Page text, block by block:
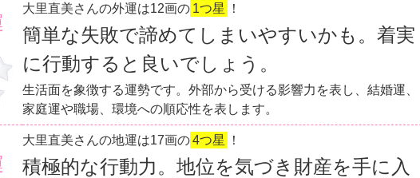
大里直美さんの外運は12画の 1つ星 ！
簡単な失敗で諦めてしまいやすいかも。着実
に行動すると良いでしょう。
生活面を象徴する運勢です。外部から受ける影響力を表し、結婚運、
家庭運や職場、環境への順応性を表します。
大里直美さんの地運は17画の4つ星 ！
積極的な行動力。地位を気づき財産を手に入